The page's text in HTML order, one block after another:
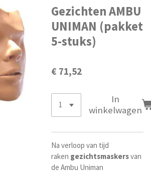
Gezichten AMBU
UNIMAN (pakket
5-stuks)
€ 71,52
In
winkelwagen
Na verloop van tijd
raken gezichtsmaskersvan
de Ambu Uniman